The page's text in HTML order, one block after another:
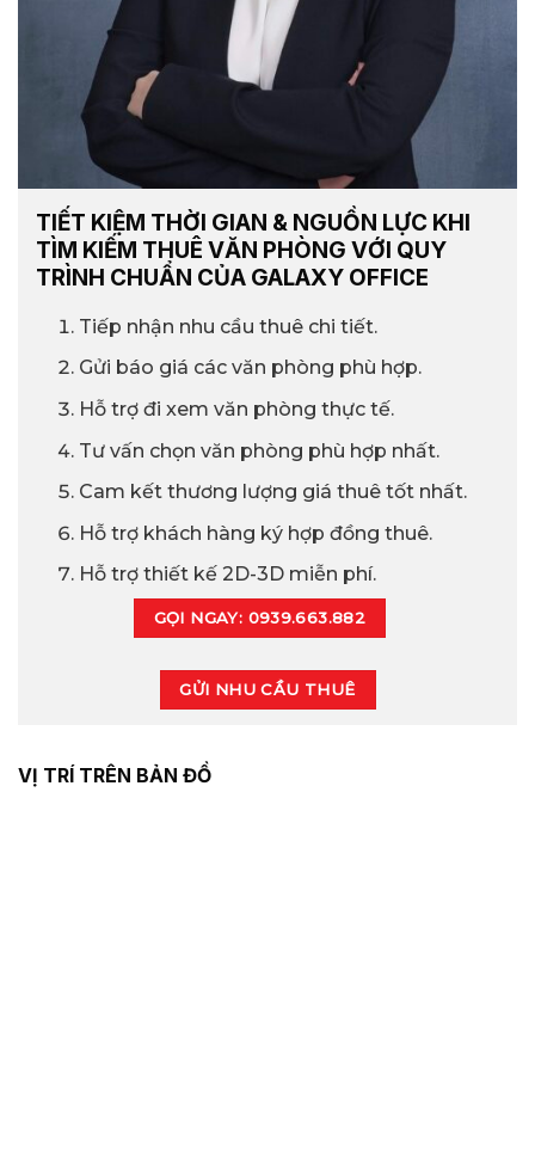
TIẾT KIỆM THỜI GIAN & NGUỒN LỰC KHI
TÌM KIẾM THUÊ VĂN PHÒNG VỚI QUY
TRÌNH CHUẨN CỦA GALAXY OFFICE
Tiếp nhận nhu cầu thuê chi tiết.
Gửi báo giá các văn phòng phù hợp.
Hỗ trợ đi xem văn phòng thực tế.
Tư vấn chọn văn phòng phù hợp nhất.
Cam kết thương lượng giá thuê tốt nhất.
Hỗ trợ khách hàng ký hợp đồng thuê.
Hỗ trợ thiết kế 2D-3D miễn phí.
GỌI NGAY: 0939.663.882
GỬI NHU CẦU THUÊ
VỊ TRÍ TRÊN BẢN ĐỒ